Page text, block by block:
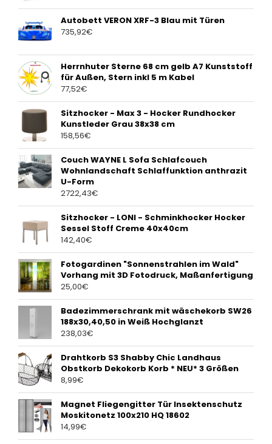
Autobett VERON XRF-3 Blau mit Türen
735,92€
Herrnhuter Sterne 68 cm gelb A7 Kunststoff
für Außen, Stern inkl 5 m Kabel
77,52€
Sitzhocker - Max 3 - Hocker Rundhocker
Kunstleder Grau 38x38 cm
158,56€
Couch WAYNE L Sofa Schlafcouch
Wohnlandschaft Schlaffunktion anthrazit
U-Form
2722,43€
Sitzhocker - LONI - Schminkhocker Hocker
Sessel Stoff Creme 40x40cm
142,40€
Fotogardinen "Sonnenstrahlen im Wald"
Vorhang mit 3D Fotodruck, Maßanfertigung
25,00€
Badezimmerschrank mit wäschekorb SW26
188x30,40,50 in Weiß Hochglanzt
238,03€
Drahtkorb S3 Shabby Chic Landhaus
Obstkorb Dekokorb Korb * NEU* 3 Größen
8,99€
Magnet Fliegengitter Tür Insektenschutz
Moskitonetz 100x210 HQ 18602
14,99€